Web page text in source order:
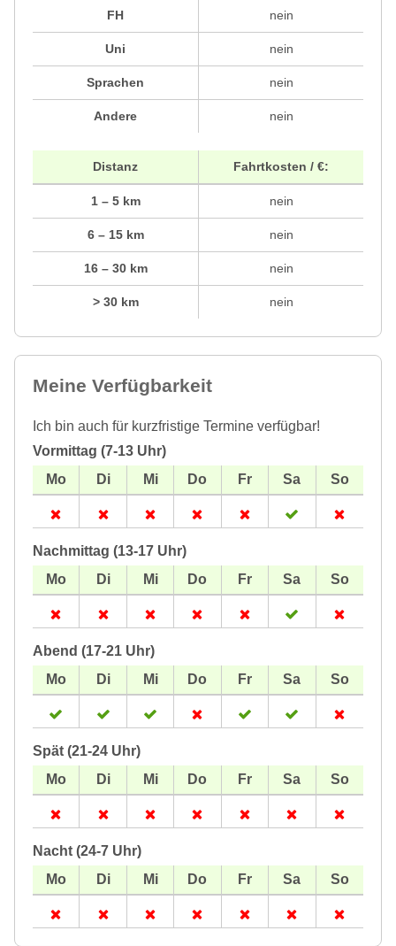
FH
Uni
Sprachen
Andere
nein
nein
nein
nein
Distanz
1 – 5 km
6 – 15 km
16 – 30 km
> 30 km
Fahrtkosten / €:
nein
nein
nein
nein
Meine Verfügbarkeit
Ich bin auch für kurzfristige Termine verfügbar!
Vormittag (7-13 Uhr)
Nachmittag (13-17 Uhr)
Abend (17-21 Uhr)
Spät (21-24 Uhr)
Nacht (24-7 Uhr)